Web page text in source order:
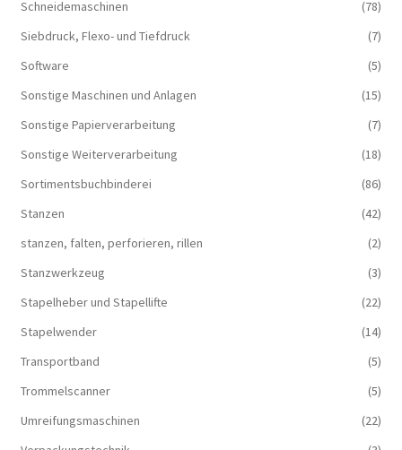
Schneidemaschinen
(78)
Siebdruck, Flexo- und Tiefdruck
(7)
Software
(5)
Sonstige Maschinen und Anlagen
(15)
Sonstige Papierverarbeitung
(7)
Sonstige Weiterverarbeitung
(18)
Sortimentsbuchbinderei
(86)
Stanzen
(42)
stanzen, falten, perforieren, rillen
(2)
Stanzwerkzeug
(3)
Stapelheber und Stapellifte
(22)
Stapelwender
(14)
Transportband
(5)
Trommelscanner
(5)
Umreifungsmaschinen
(22)